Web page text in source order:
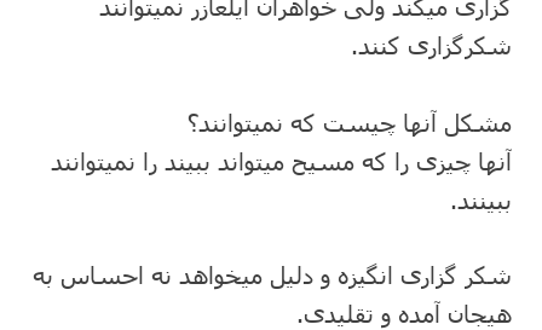
گزاری میکند ولی خواهران ایلعازر نمیتوانند
شکرگزاری کنند.
مشکل آنها چیست که نمیتوانند؟
آنها چیزی را که مسیح میتواند ببیند را نمیتوانند
ببینند.
شکر گزاری انگیزه و دلیل میخواهد نه احساس به
هیجان آمده و تقلیدی.